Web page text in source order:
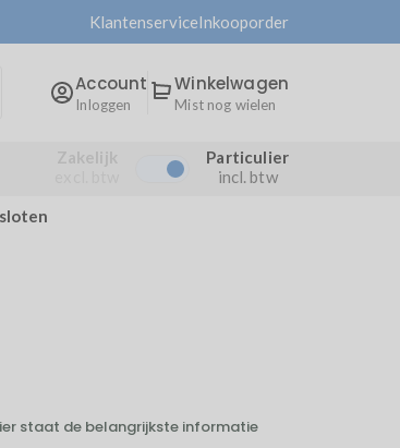
KlantenserviceInkooporder
Account
Inloggen
Winkelwagen
Mist nog wielen
Zakelijk
Particulier
incl. btw
staat de belangrijkste informatie